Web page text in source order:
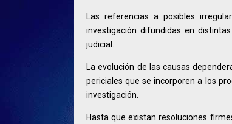
Las referencias a posibles
investigación difundidas en
judicial.
La evolución de las causas
periciales que se incorporen a los
investigación.
Hasta que existan resoluciones